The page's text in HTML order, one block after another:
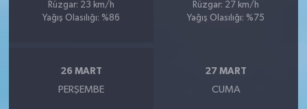
Rüzgar: 23 km/h
Yağış Olasılığı: %86
Rüzgar: 27 km/h
Yağış Olasılığı: %75
26 MART
PERŞEMBE
27 MART
CUMA